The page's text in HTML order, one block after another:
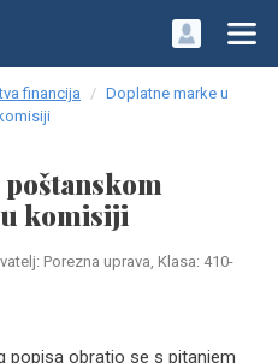
financija
Doplatne marke u
komisiji
Porezna uprava, Klasa: 410-
popisa obratio se s pitanjem